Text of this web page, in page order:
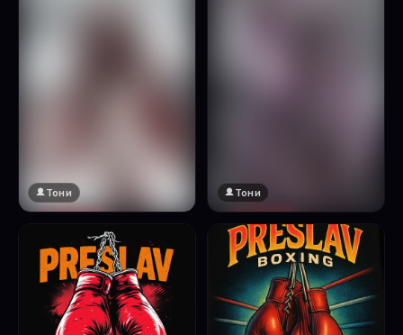
Натисни за преглед
Тони
🔞 18+
Натисни за преглед
Тони